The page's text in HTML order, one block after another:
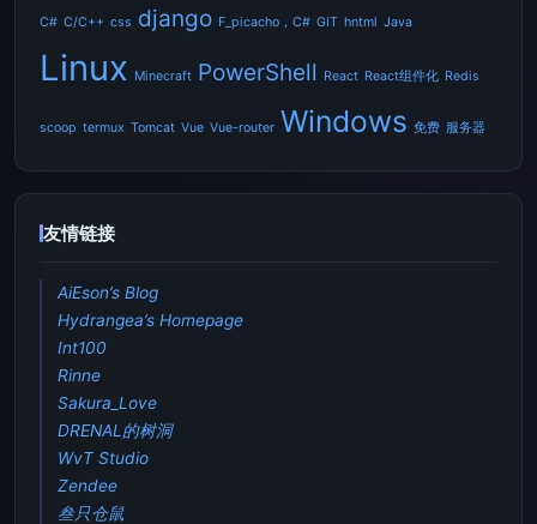
C# C/C++ css django F_picacho，C# GIT hntml Java
Linux Minecraft PowerShell React React组件化 Redis
scoop termux Tomcat Vue Vue-router Windows 免费 服务器
友情链接
AiEson’s Blog
Hydrangea’s Homepage
Int100
Rinne
Sakura_Love
DRENAL的树洞
WvT Studio
Zendee
叁只仓鼠